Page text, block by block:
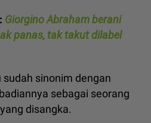
Giorgino Abraham berani
panas, tak takut dilabel
sinonim dengan
sebagai seorang
disangka.